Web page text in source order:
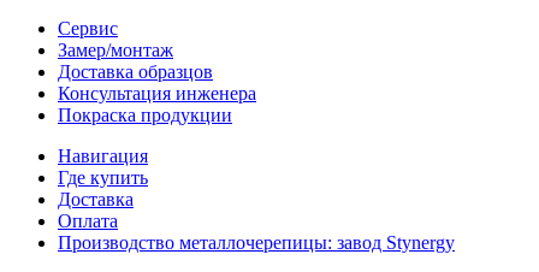
Сервис
Замер/монтаж
Доставка образцов
Консультация инженера
Покраска продукции
Навигация
Где купить
Доставка
Оплата
Производство металлочерепицы: завод Stynergy